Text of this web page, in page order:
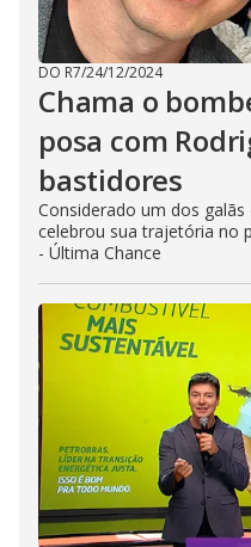
DO R7/24/12/2024
Chama o
posa com
bastidores
Considerado um dos
celebrou sua trajetória no
- Última Chance